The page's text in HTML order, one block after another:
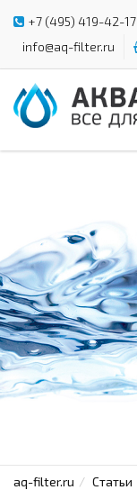
+7 (495) 419-42-17
info@aq-filter.ru
aq-filter.ru
Статьи